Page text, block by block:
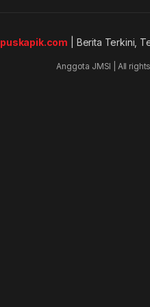
puskapik.com | Berita Terkini,
Anggota JMSI | All